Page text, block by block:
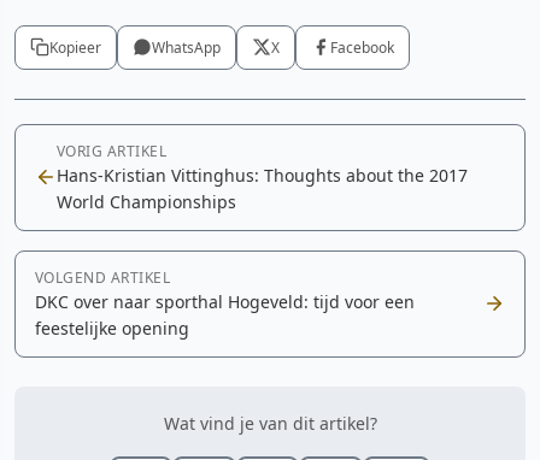
Kopieer WhatsApp X Facebook
VORIG ARTIKEL
Hans-Kristian Vittinghus: Thoughts about the 2017
World Championships
VOLGEND ARTIKEL
DKC over naar sporthal Hogeveld: tijd voor een
feestelijke opening
Wat vind je van dit artikel?